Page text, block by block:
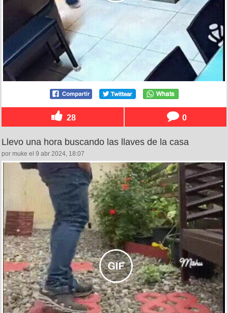
28 0
Llevo una hora buscando las llaves de la casa
por muke el 9 abr 2024, 18:07